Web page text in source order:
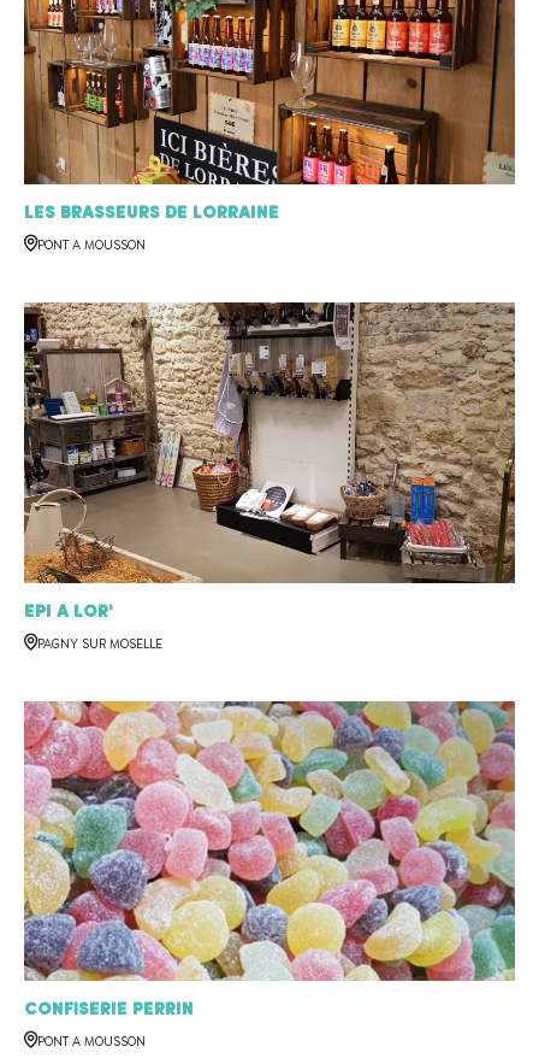
Les Brasseurs de Lorraine
PONT A MOUSSON
Epi a Lor'
PAGNY SUR MOSELLE
Confiserie Perrin
PONT A MOUSSON